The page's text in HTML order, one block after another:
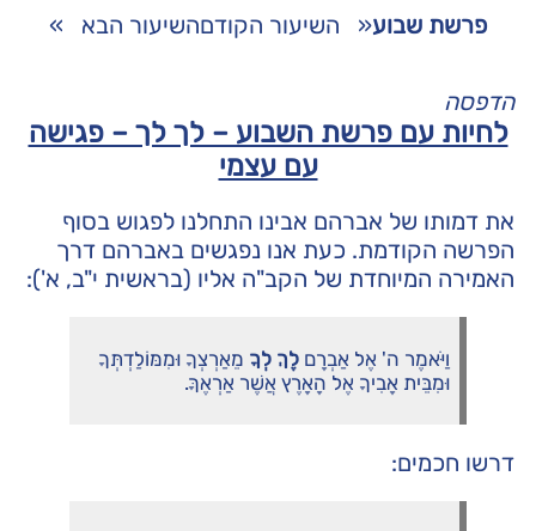
פרשת שבוע« השיעור הקודםהשיעור הבא »
הדפסה
לחיות עם פרשת השבוע – לך לך – פגישה
עם עצמי
את דמותו של אברהם אבינו התחלנו לפגוש בסוף
הפרשה הקודמת. כעת אנו נפגשים באברהם דרך
האמירה המיוחדת של הקב"ה אליו (בראשית י"ב, א'):
וַיֹּאמֶר ה' אֶל אַבְרָם לֶךְ לְךָ מֵאַרְצְךָ וּמִמּוֹלַדְתְּךָ
וּמִבֵּית אָבִיךָ אֶל הָאָרֶץ אֲשֶׁר אַרְאֶךָּ.
דרשו חכמים: